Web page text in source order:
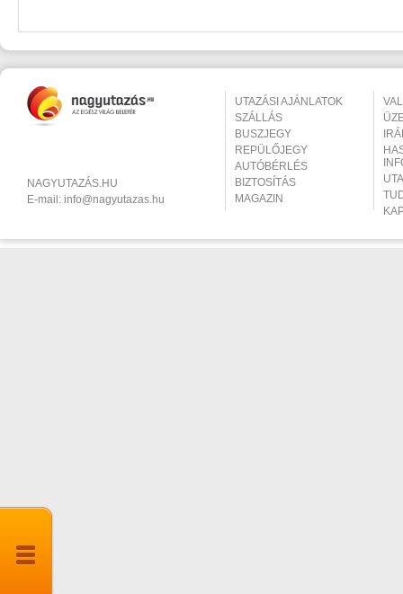
NAGYUTAZÁS.HU
E-mail: info@nagyutazas.hu
UTAZÁSI AJÁNLATOK
SZÁLLÁS
BUSZJEGY
REPÜLŐJEGY
AUTÓBÉRLÉS
BIZTOSÍTÁS
MAGAZIN